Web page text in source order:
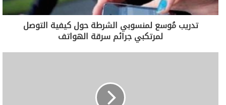
تدريب مُوسع لمنسوبي الشرطة حول كيفية التوصل
لمرتكبي جرائم سرقة الهواتف